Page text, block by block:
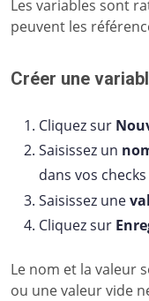
Les variables sont
peuvent les
Créer une
Cliquez sur
Saisissez un
dans vos
Saisissez une
Cliquez sur
Le nom et la valeur
ou une valeur vide